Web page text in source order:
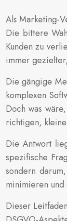
Als Marketing-
Die bittere
Kunden zu
immer
Die gängige
komplexen
Doch was
richtigen,
Die Antwort
spezifische
sondern
minimieren und
Dieser